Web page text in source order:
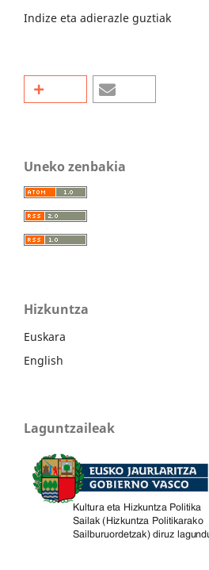
Indize eta adierazle guztiak
Uneko zenbakia
Hizkuntza
Euskara
English
Laguntzaileak